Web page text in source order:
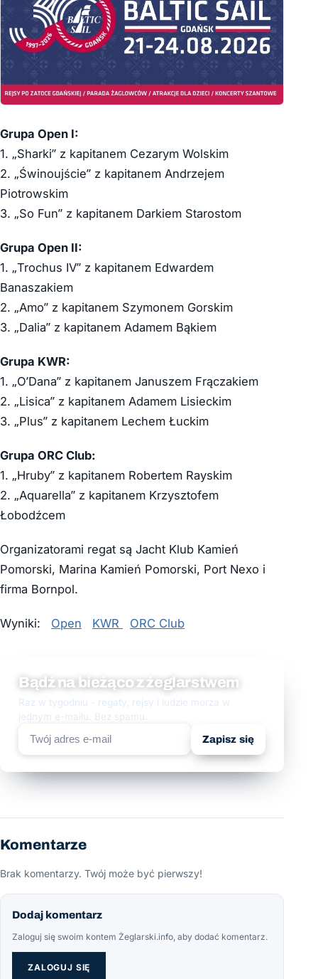
Grupa Open I:
1. „Sharki” z kapitanem Cezarym Wolskim
2. „Świnoujście” z kapitanem Andrzejem
Piotrowskim
3. „So Fun” z kapitanem Darkiem Starostom
Grupa Open II:
1. „Trochus IV” z kapitanem Edwardem
Banaszakiem
2. „Amo” z kapitanem Szymonem Gorskim
3. „Dalia” z kapitanem Adamem Bąkiem
Grupa KWR:
1. „O’Dana” z kapitanem Januszem Frączakiem
2. „Lisica” z kapitanem Adamem Lisieckim
3. „Plus” z kapitanem Lechem Łuckim
Grupa ORC Club:
1. „Hruby” z kapitanem Robertem Rayskim
2. „Aquarella” z kapitanem Krzysztofem
Łobodźcem
Organizatorami regat są Jacht Klub Kamień
Pomorski, Marina Kamień Pomorski, Port Nexo i
firma Bornpol.
Wyniki: Open KWR ORC Club
Bądź na bieżąco z żeglarstwem
Raz w tygodniu - regaty, rejsy i ludzie morza w
jednym e-mailu. Bez spamu.
Zapisz się
Komentarze
Brak komentarzy. Twój może być pierwszy!
Dodaj komentarz
Zaloguj się swoim kontem Żeglarski.info, aby dodać komentarz.
ZALOGUJ SIĘ